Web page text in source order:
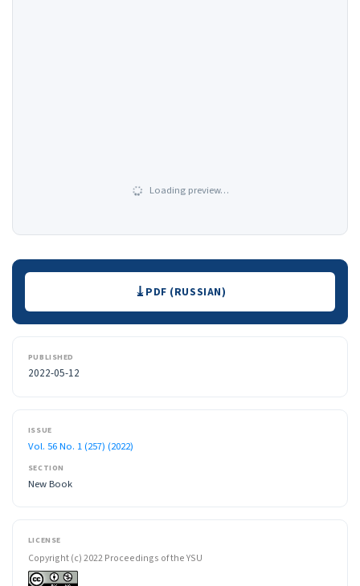
Loading preview…
Downloads PDF (RUSSIAN)
PUBLISHED
2022-05-12
ISSUE
Vol. 56 No. 1 (257) (2022)
SECTION
New Book
LICENSE
Copyright (c) 2022 Proceedings of the YSU